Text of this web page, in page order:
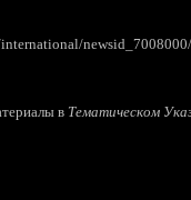
в Тематическом